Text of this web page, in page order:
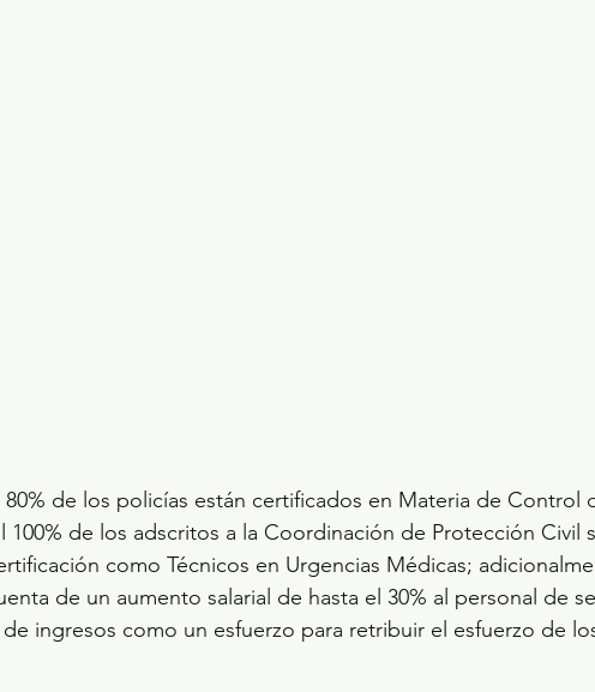
de los policías están certificados en Materia de Control
100% de los adscritos a la Coordinación de Protección Civil
como Técnicos en Urgencias Médicas;
de un aumento salarial de hasta el 30% al personal de
ingresos como un esfuerzo para retribuir el esfuerzo de